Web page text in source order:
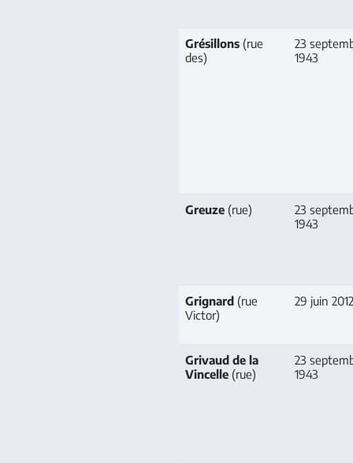
Grésillons (rue
des)
23
1943
Greuze (rue)
23
1943
Grignard (rue
Victor)
29 juin
Grivaud de la
Vincelle (rue)
23
1943